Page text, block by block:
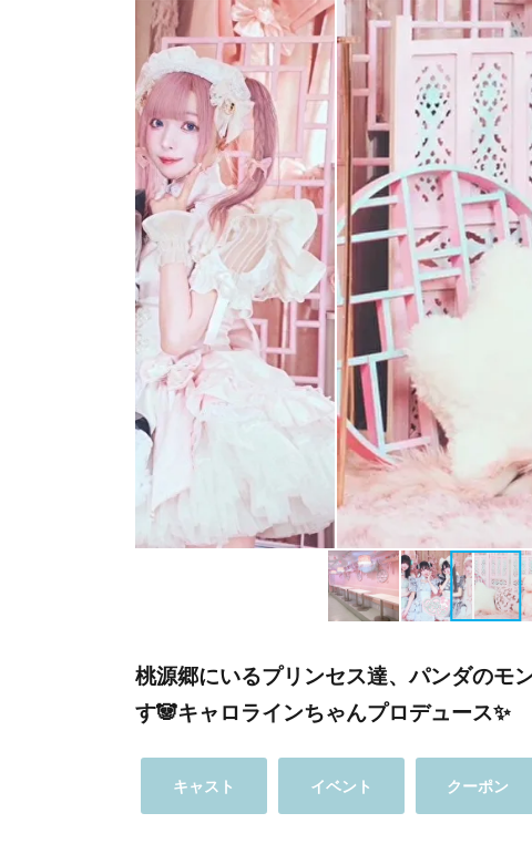
桃源郷にいるプリンセス達、パンダのモ
す🐼キャロラインちゃんプロデュース✨
キャスト イベント クーポン